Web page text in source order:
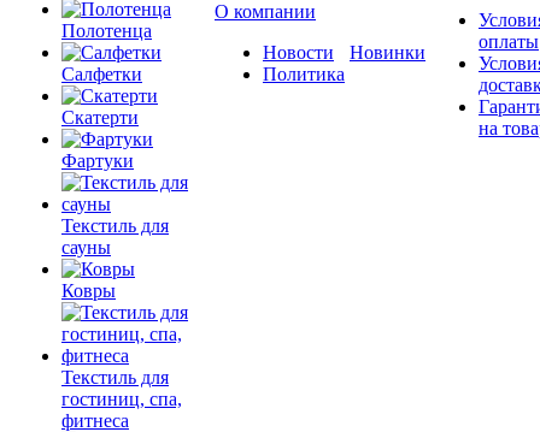
Полотенца
Салфетки
Скатерти
Фартуки
Текстиль для
сауны
Ковры
Текстиль для
гостиниц, спа,
фитнеса
О компании
Новости
Политика
Новинки
оплаты
на